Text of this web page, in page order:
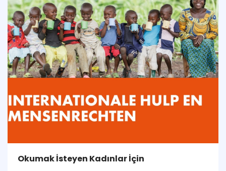
Okumak İsteyen Kadınlar İçin